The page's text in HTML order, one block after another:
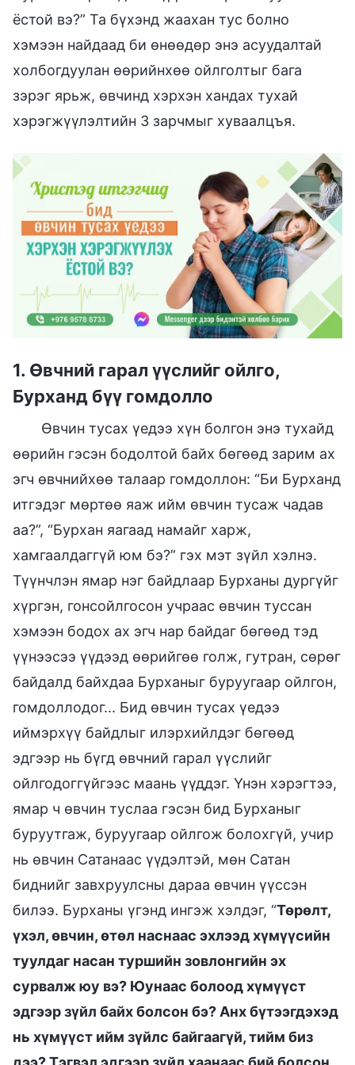
ёстой вэ?” Та бүхэнд жаахан тус болно
хэмээн найдаад би өнөөдөр энэ асуудалтай
холбогдуулан өөрийнхөө ойлголтыг бага
зэрэг ярьж, өвчинд хэрхэн хандах тухай
хэрэгжүүлэлтийн 3 зарчмыг хуваалцъя.
1. Өвчний гарал үүслийг ойлго,
Бурханд бүү гомдолло
Өвчин тусах үедээ хүн болгон энэ тухайд
өөрийн гэсэн бодолтой байх бөгөөд зарим ах
эгч өвчнийхөө талаар гомдоллон: “Би Бурханд
итгэдэг мөртөө яаж ийм өвчин тусаж чадав
аа?”, “Бурхан яагаад намайг харж,
хамгаалдаггүй юм бэ?” гэх мэт зүйл хэлнэ.
Түүнчлэн ямар нэг байдлаар Бурханы дургүйг
хүргэн, гонсойлгосон учраас өвчин туссан
хэмээн бодох ах эгч нар байдаг бөгөөд тэд
үүнээсээ үүдээд өөрийгөө голж, гутран, сөрөг
байдалд байхдаа Бурханыг буруугаар ойлгон,
гомдоллодог... Бид өвчин тусах үедээ
иймэрхүү байдлыг илэрхийлдэг бөгөөд
эдгээр нь бүгд өвчний гарал үүслийг
ойлгодоггүйгээс маань үүддэг. Үнэн хэрэгтээ,
ямар ч өвчин туслаа гэсэн бид Бурханыг
буруутгаж, буруугаар ойлгож болохгүй, учир
нь өвчин Сатанаас үүдэлтэй, мөн Сатан
биднийг завхруулсны дараа өвчин үүссэн
билээ. Бурханы үгэнд ингэж хэлдэг, “Төрөлт,
үхэл, өвчин, өтөл наснаас эхлээд хүмүүсийн
туулдаг насан туршийн зовлонгийн эх
сурвалж юу вэ? Юунаас болоод хүмүүст
эдгээр зүйл байх болсон бэ? Анх бүтээгдэхэд
нь хүмүүст ийм зүйлс байгаагүй, тийм биз